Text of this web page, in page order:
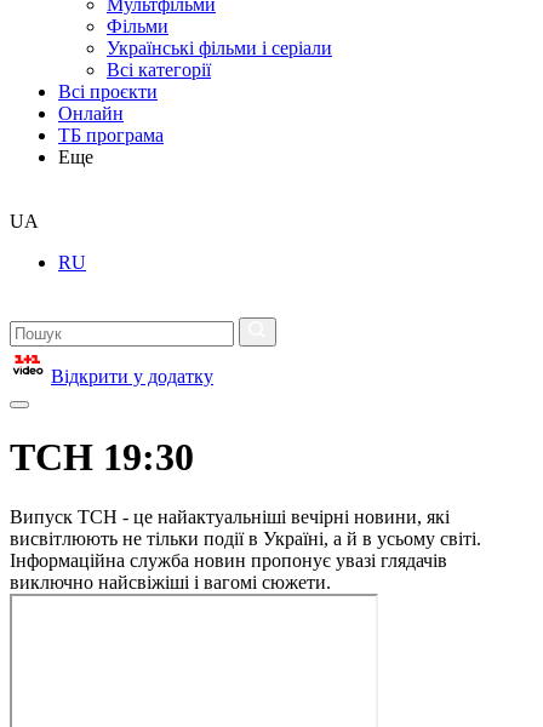
Мультфільми
Фільми
Українські фільми і серіали
Всі категорії
Всі проєкти
Онлайн
ТБ програма
Еще
UA
RU
Відкрити у додатку
ТСН 19:30
Випуск ТСН - це найактуальніші вечірні новини, які
висвітлюють не тільки події в Україні, а й в усьому світі.
Інформаційна служба новин пропонує увазі глядачів
виключно найсвіжіші і вагомі сюжети.